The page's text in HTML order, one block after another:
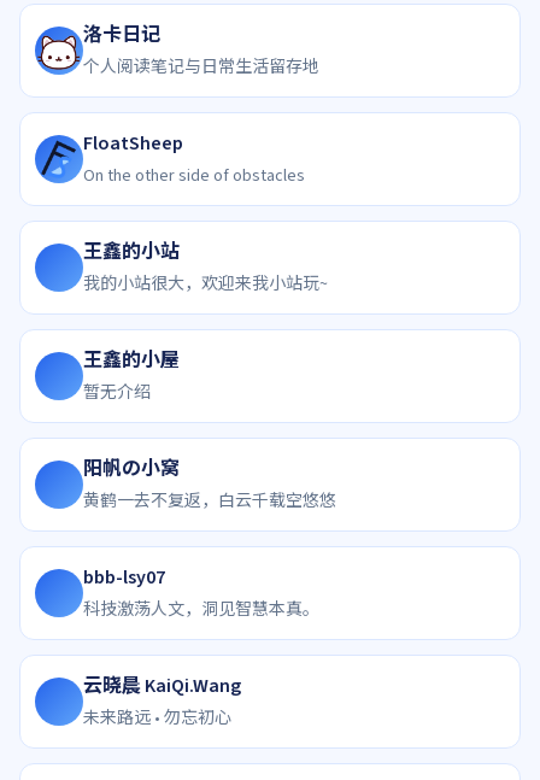
洛卡日记
个人阅读笔记与日常生活留存地
FloatSheep
On the other side of obstacles
王鑫的小站
我的小站很大，欢迎来我小站玩~
王鑫的小屋
暂无介绍
阳帆の小窝
黄鹤一去不复返，白云千载空悠悠
bbb-lsy07
科技激荡人文，洞见智慧本真。
云晓晨 KaiQi.Wang
未来路远 • 勿忘初心